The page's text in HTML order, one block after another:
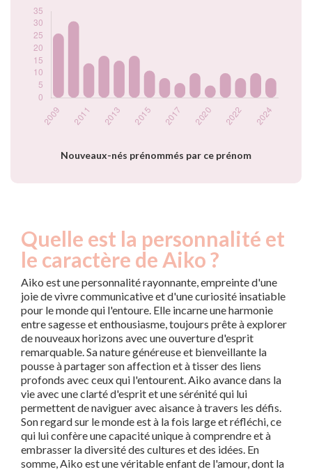
Nouveaux-nés prénommés par ce prénom
Popularité du
prénom Aiko par
2020
2021
10
2022
2023
2024
Quelle est la personnalité et
le caractère de Aiko ?
Aiko est une personnalité rayonnante, empreinte d'une
joie de vivre communicative et d'une curiosité insatiable
pour le monde qui l'entoure. Elle incarne une harmonie
entre sagesse et enthousiasme, toujours prête à explorer
de nouveaux horizons avec une ouverture d'esprit
remarquable. Sa nature généreuse et bienveillante la
pousse à partager son affection et à tisser des liens
profonds avec ceux qui l'entourent. Aiko avance dans la
vie avec une clarté d'esprit et une sérénité qui lui
permettent de naviguer avec aisance à travers les défis.
Son regard sur le monde est à la fois large et réfléchi, ce
qui lui confère une capacité unique à comprendre et à
embrasser la diversité des cultures et des idées. En
somme, Aiko est une véritable enfant de l'amour, dont la